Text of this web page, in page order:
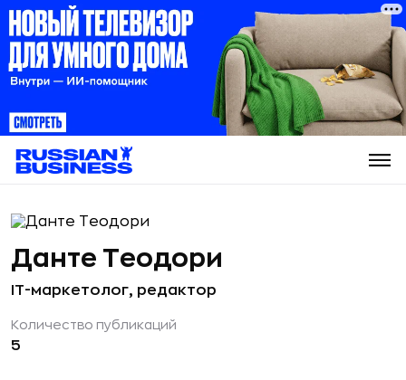
Данте Теодори
IT-маркетолог, редактор
Количество публикаций
5